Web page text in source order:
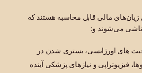
مالی قابل محاسبه هستند که
می‌شوند و:
های اورژانسی، بستری شدن در
فیزیوتراپی و نیازهای پزشکی آینده